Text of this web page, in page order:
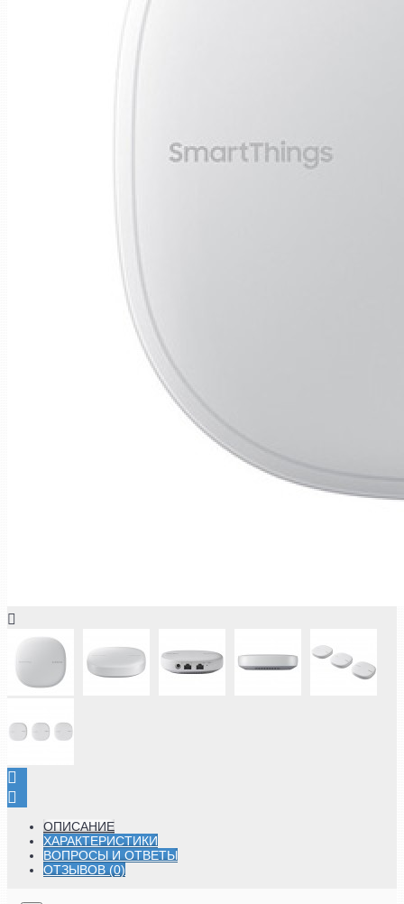
ОПИСАНИЕ
ХАРАКТЕРИСТИКИ
ВОПРОСЫ И ОТВЕТЫ
ОТЗЫВОВ (0)